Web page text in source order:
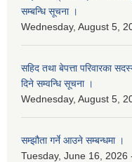
सम्बन्धि सूचना ।
Wednesday, August 5,
सहिद तथा बेपत्ता परिवारका
दिने सम्वन्धि सूचना ।
Wednesday, August 5,
सम्झौता गर्ने आउने सम्बन्धमा ।
Tuesday, June 16, 2026